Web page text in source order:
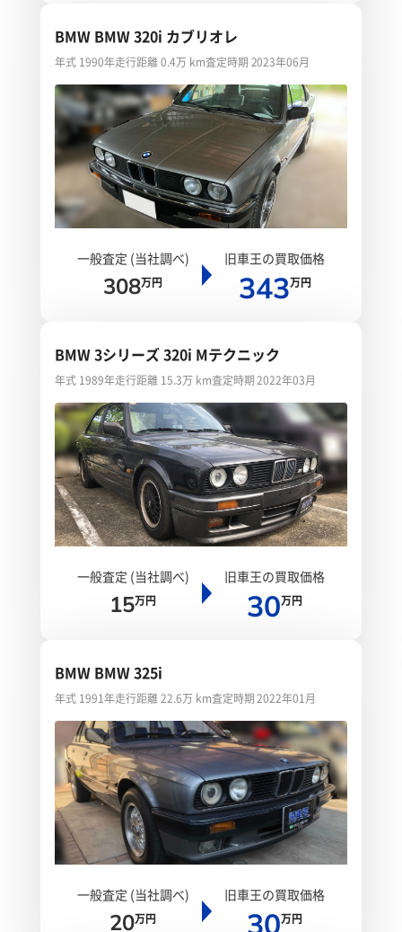
BMW BMW 320i カブリオレ
年式 1990年走行距離 0.4万 km査定時期 2023年06月
一般査定 (当社調べ)
308万円
旧車王の買取価格
343万円
BMW 3シリーズ 320i Mテクニック
年式 1989年走行距離 15.3万 km査定時期 2022年03月
一般査定 (当社調べ)
15万円
旧車王の買取価格
30万円
BMW BMW 325i
年式 1991年走行距離 22.6万 km査定時期 2022年01月
一般査定 (当社調べ)
20万円
旧車王の買取価格
30万円